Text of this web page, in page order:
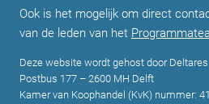
Ook is het mogelijk om direct
van de leden van het
Deze website wordt gehost door Deltares
Postbus 177 – 2600 MH Delft
Kamer van Koophandel (KvK) nummer: